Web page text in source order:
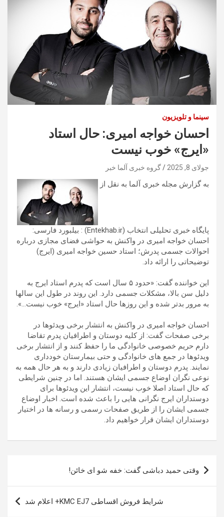
سینما و تلویزیون
احسان خواجه امیری: حال استاد
«ایرج» خوب نیست
جولای 8, 2025 گروه خبری آلما خبر
به گزارش مجله خبری آلما به نقل از
پایگاه خبری تحلیلی انتخاب (Entekhab.ir) : بیلبورد فارسی:
احسان خواجه امیری در واکنش به حواشی فضای مجازی درباره
احوالات جسمی پدرش؛ استاد حسین خواجه امیری (ایرج)
توضیحاتی را ارائه داد.
این خواننده گفت: «حدود ۵ سال است که پدرم استاد ایرج به
دلیل سن بالا، مشکلات جسمی دارد. این روند در طول این سالها
به مرور بدتر شده و این روزها حال استاد «ایرج» خوب نیست…».
احسان خواجه امیری در واکنش به انتشار برخی ویدئوها در
برخی صفحات گفت: از کلیه دوستان و اطرافیان پدرم تقاضا
دارم حریم خصوصی خانوادگی ما را حفظ کنند و از انتشار برخی
ویدئوها در جمع های خانوادگی و حتی بیمارستان خودداری
نمایند. پدرم دوستان و اطرافیان زیادی دارند و به هر حال همه به
نوعی نگران اوضاع جسمی ایشان هستند. اما در چنین شرایطی
که حال استاد اصلا خوب نیست، انتشار این ویدئوها برای
دوستداران ایرج نگرانی هایی را باعث شده است. اخبار اوضاع
جسمی ایشان را از طریق صفحات رسمی و رسانه ها در اختیار
دوستداران ایشان قرار خواهیم داد.
راهبری
نوشته
وقتی حمید دباشی گفت: خفه شو ای خائن!
شرایط فروش اقساطی KMC EJ7+ اعلام شد